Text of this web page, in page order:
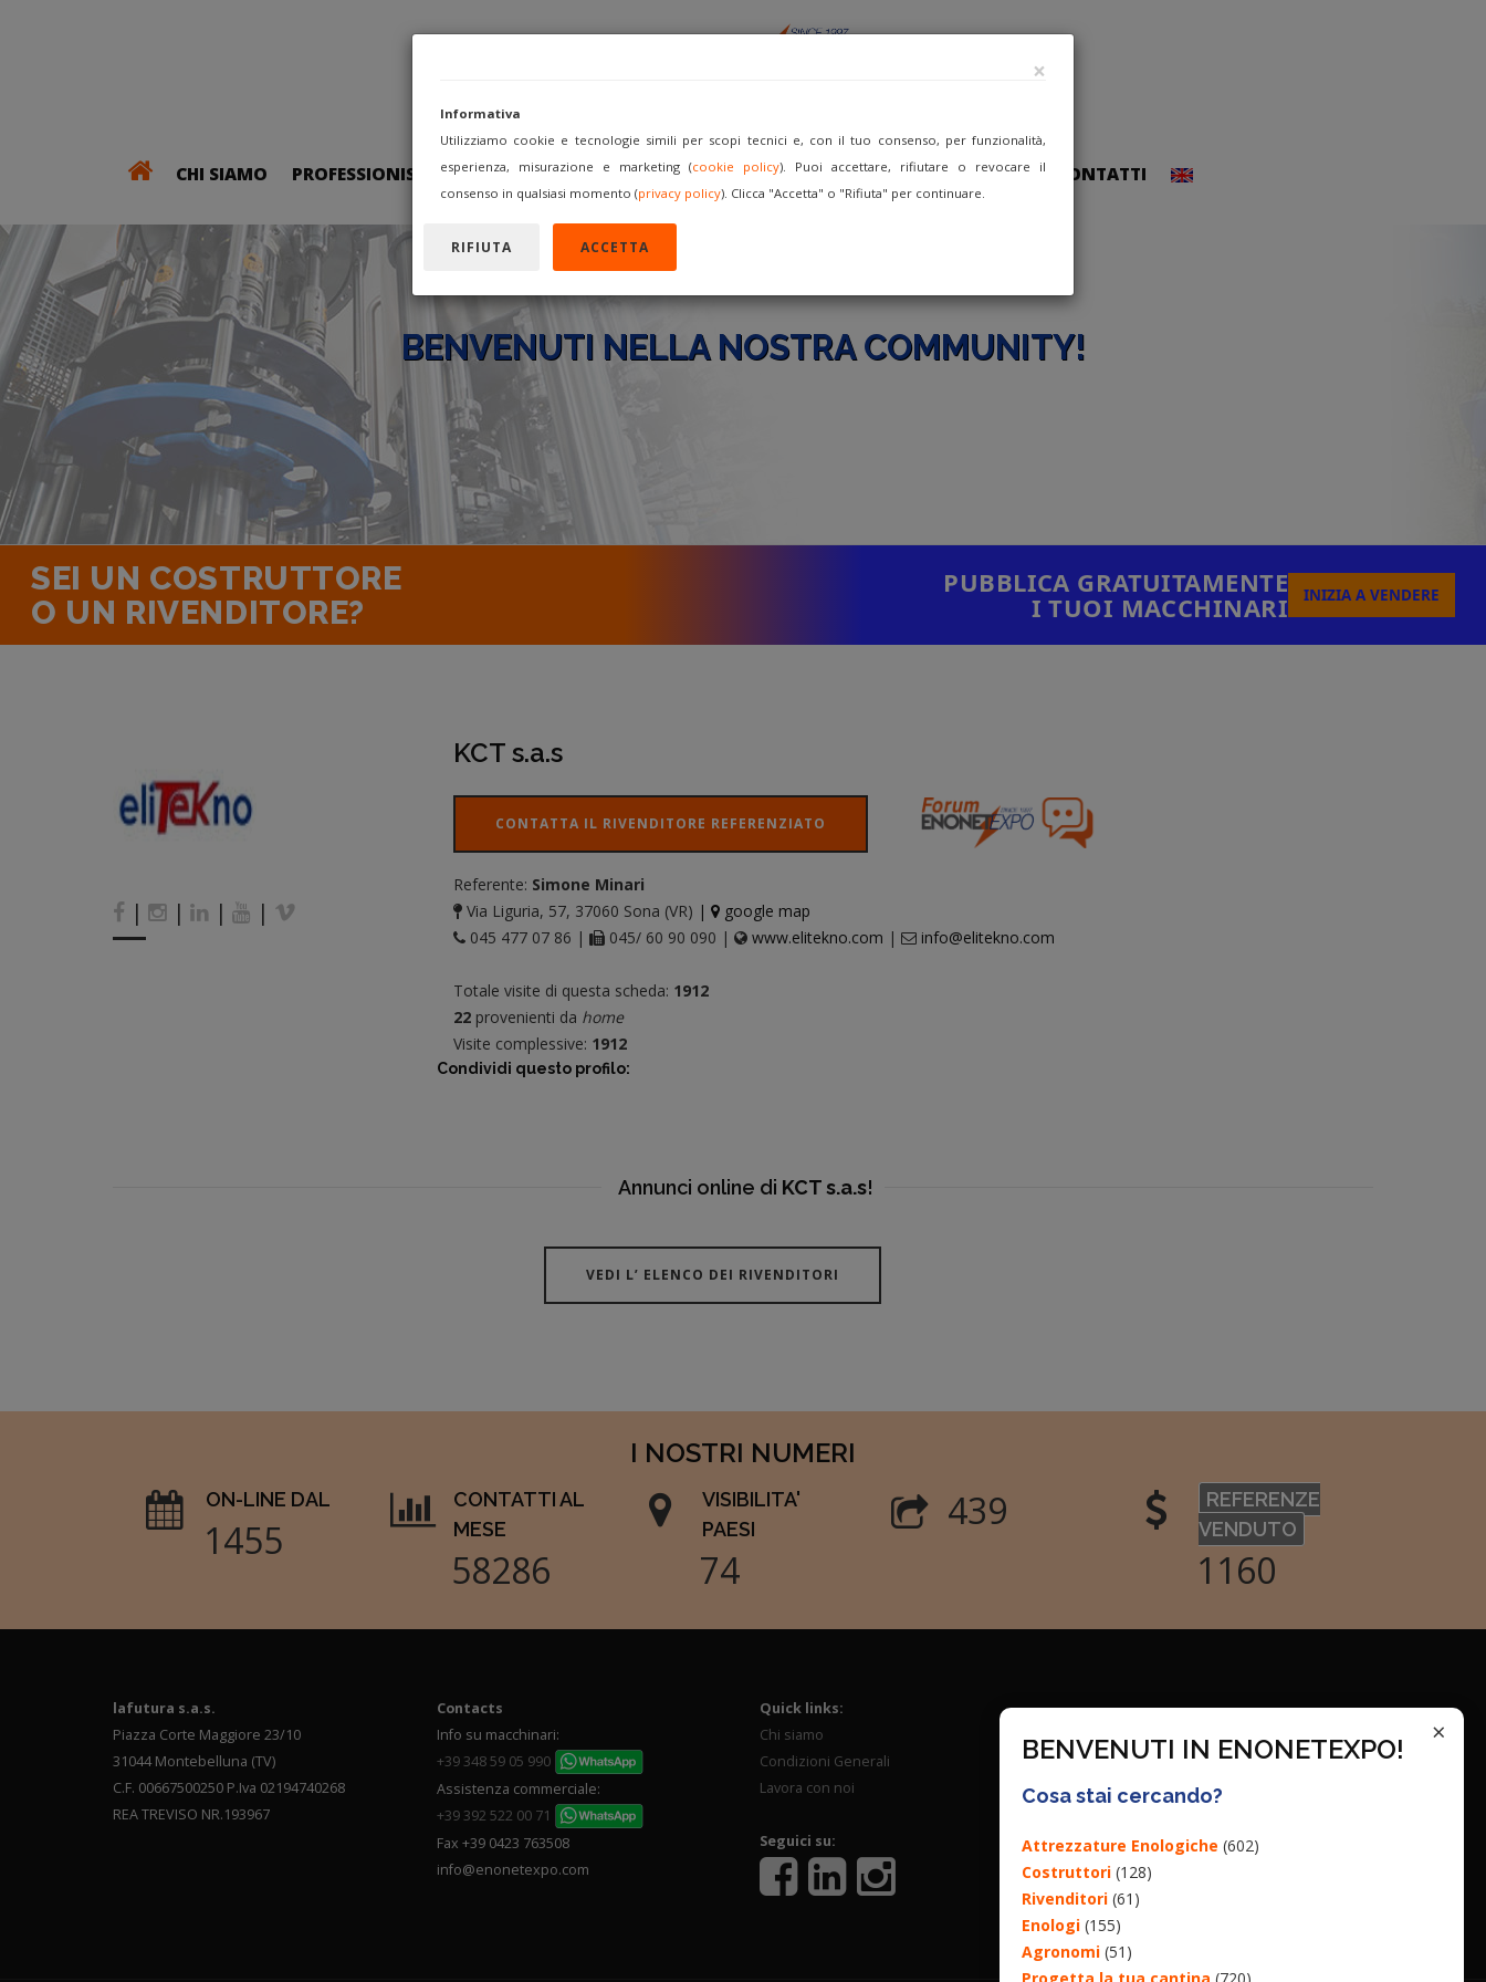
CHI SIAMO PROFESSIONISTI ACQUISTA VENDI COME FORUM REGISTRATI ACCEDI CONTATTI
BENVENUTI NELLA NOSTRA COMMUNITY!
SEI UN COSTRUTTORE
O UN RIVENDITORE?
PUBBLICA GRATUITAMENTE
I TUOI MACCHINARI INIZIA A VENDERE
| | | |
KCT s.a.s
CONTATTA IL RIVENDITORE REFERENZIATO
Referente: Simone Minari
Via Liguria, 57, 37060 Sona (VR) |
google map
045 477 07 86 |
045/ 60 90 090 | www.elitekno.com | info@elitekno.com
Totale visite di questa scheda: 1912
22provenienti da home
Visite complessive: 1912
Condividi questo profilo:
Annunci online di KCT s.a.s!
VEDI L’ ELENCO DEI RIVENDITORI
×
BENVENUTI IN ENONETEXPO!
Cosa stai cercando?
Attrezzature Enologiche (602)
Costruttori (128)
Rivenditori (61)
Enologi (155)
Agronomi (51)
×
Informativa
Utilizziamo cookie e tecnologie simili per scopi tecnici e, con il tuo consenso, per funzionalità,
esperienza, misurazione e marketing (cookie policy). Puoi accettare, rifiutare o revocare il
consenso in qualsiasi momento (privacy policy). Clicca "Accetta" o "Rifiuta" per continuare.
RIFIUTA ACCETTA
I NOSTRI NUMERI
ON-LINE DAL
1769
CONTATTI AL
MESE
70857
VISIBILITA'
PAESI
90
533
REFERENZE
VENDUTO
1410
lafutura s.a.s.
Piazza Corte Maggiore 23/10
31044 Montebelluna (TV)
C.F. 00667500250 P.Iva 02194740268
REA TREVISO NR.193967
Contacts
Info su macchinari:
+39 348 59 05 990
Assistenza commerciale:
+39 392 522 00 71
Fax +39 0423 763508
info@enonetexpo.com
Quick links:
Chi siamo
Condizioni Generali
Lavora con noi
Seguici su: